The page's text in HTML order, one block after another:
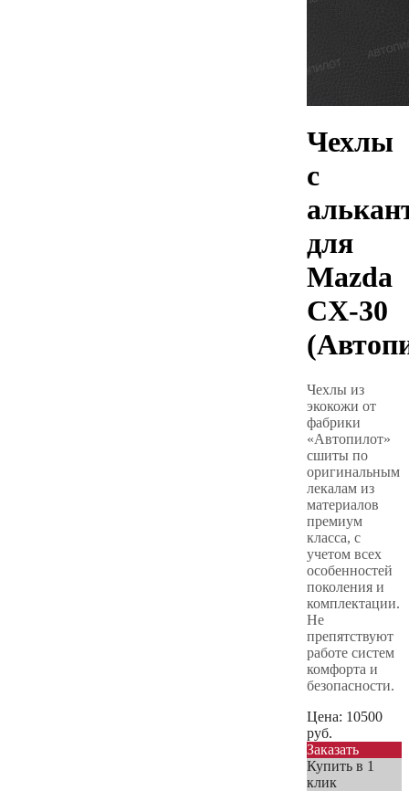
Чехлы
с
для
Mazda
CX-30
Чехлы из
экокожи от
фабрики
«Автопилот»
сшиты по
оригинальным
лекалам из
материалов
премиум
класса, с
учетом всех
особенностей
поколения и
комплектации.
Не
препятствуют
работе систем
комфорта и
безопасности.
Цена: 10500
руб.
Заказать
Купить в 1
клик